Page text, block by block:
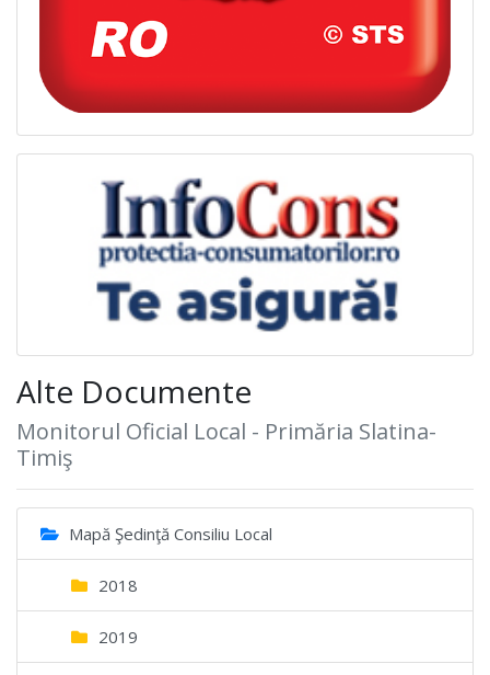
Alte Documente
Monitorul Oficial Local - Primăria Slatina-
Timiş
Mapă Şedinţă Consiliu Local
2018
2019